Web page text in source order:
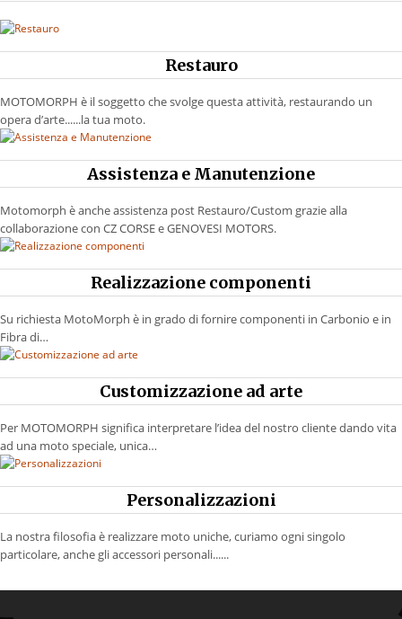
SHOP
Restauro
MOTOMORPH è il soggetto che svolge questa attività, restaurando un
opera d’arte......la tua moto.
Assistenza e Manutenzione
Motomorph è anche assistenza post Restauro/Custom grazie alla
collaborazione con CZ CORSE e GENOVESI MOTORS.
Realizzazione componenti
Su richiesta MotoMorph è in grado di fornire componenti in Carbonio e in
Fibra di…
Customizzazione ad arte
Per MOTOMORPH significa interpretare l’idea del nostro cliente dando vita
ad una moto speciale, unica…
Personalizzazioni
La nostra filosofia è realizzare moto uniche, curiamo ogni singolo
particolare, anche gli accessori personali......